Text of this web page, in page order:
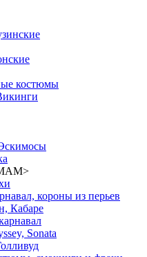
костюмы
>
короны из перьев
Кабаре
Sonata